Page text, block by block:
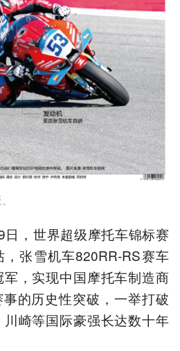
，世界超级摩托车锦标赛
，张雪机车820RR-RS赛车
，实现中国摩托车制造商
的历史性突破，一举打破
崎等国际豪强长达数十年